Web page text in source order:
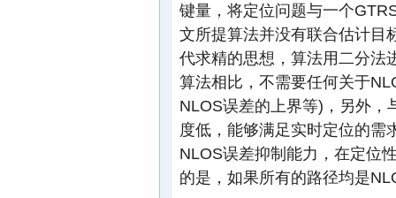
键量，将定位问题与一个
文所提算法并没有联合估计目
代求精的思想，算法用二分法
算法相比，不需要任何关于
NLOS误差的上界等)，另外，
度低，能够满足实时定位的需
NLOS误差抑制能力，在定位
的是，如果所有的路径均是